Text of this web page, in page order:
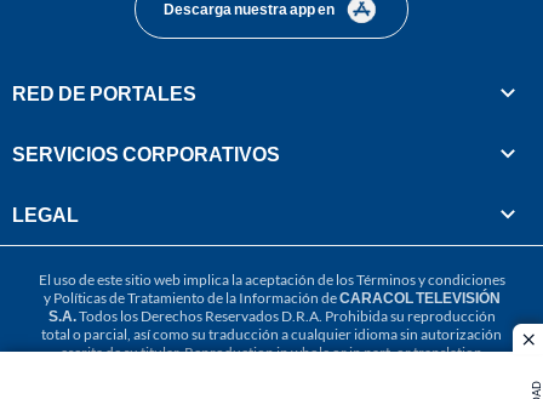
Descarga nuestra app en
RED DE PORTALES
SERVICIOS CORPORATIVOS
LEGAL
El uso de este sitio web implica la aceptación de losTérminos y condiciones
y Políticas de Tratamiento de la Información deCARACOL TELEVISIÓN
S.A.Todos los Derechos Reservados D.R.A. Prohibida su reproducción
total o parcial, así como su traducción a cualquier idioma sin autorización
escrita de su titular. Reproduction in whole or in part, or translation